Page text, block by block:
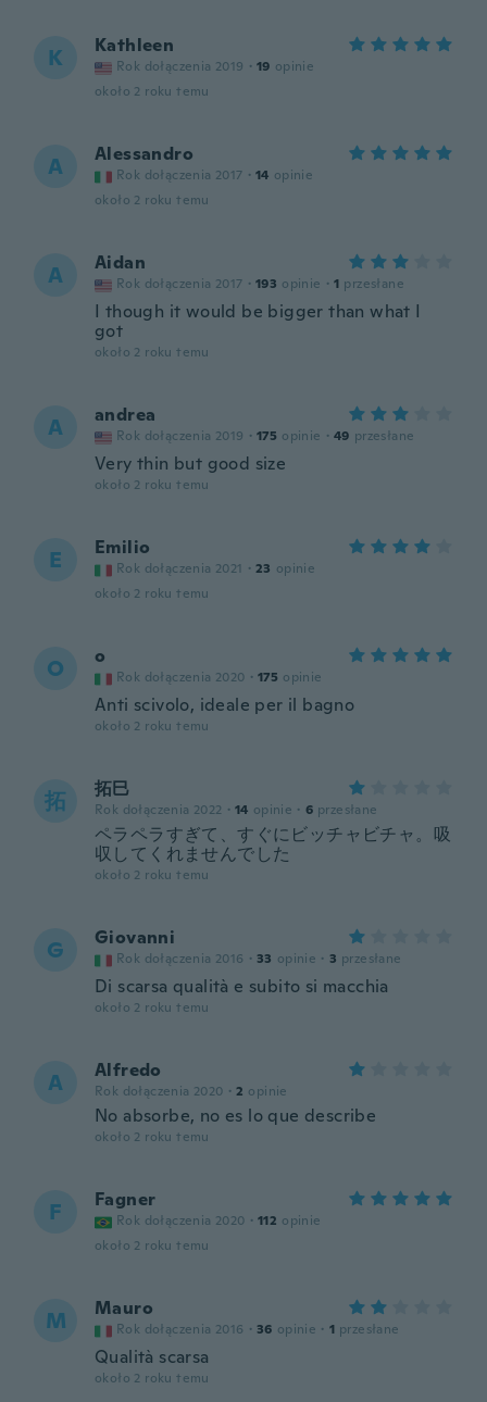
K Kathleen
Rok dołączenia 2019 · 19 opinie
około 2 roku temu
A Alessandro
Rok dołączenia 2017 · 14 opinie
około 2 roku temu
A Aidan
Rok dołączenia 2017 · 193 opinie · 1 przesłane
I though it would be bigger than what I
got
około 2 roku temu
A andrea
Rok dołączenia 2019 · 175 opinie · 49 przesłane
Very thin but good size
około 2 roku temu
E Emilio
Rok dołączenia 2021 · 23 opinie
około 2 roku temu
O o
Rok dołączenia 2020 · 175 opinie
Anti scivolo, ideale per il bagno
około 2 roku temu
拓 拓巳
Rok dołączenia 2022 · 14 opinie · 6 przesłane
ペラペラすぎて、すぐにビッチャビチャ。吸
収してくれませんでした
około 2 roku temu
G Giovanni
Rok dołączenia 2016 · 33 opinie · 3 przesłane
Di scarsa qualità e subito si macchia
około 2 roku temu
A Alfredo
Rok dołączenia 2020 · 2 opinie
No absorbe, no es lo que describe
około 2 roku temu
F Fagner
Rok dołączenia 2020 · 112 opinie
około 2 roku temu
M Mauro
Rok dołączenia 2016 · 36 opinie · 1 przesłane
Qualità scarsa
około 2 roku temu